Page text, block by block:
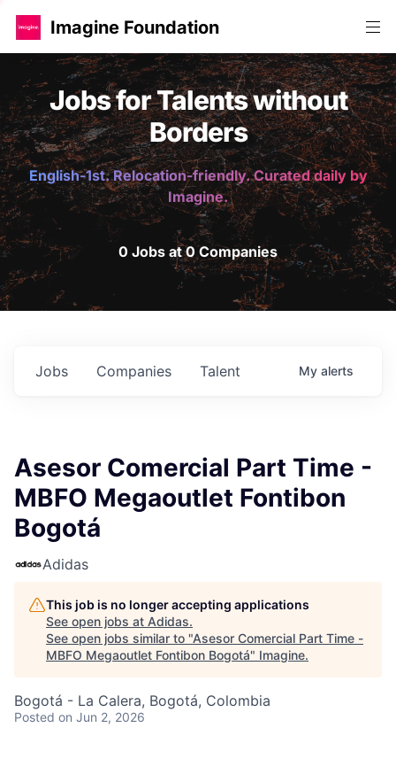
Imagine Foundation
Jobs for Talents without
Borders
English-1st. Relocation-friendly. Curated daily by
Imagine.
0 Jobs at 0 Companies
Jobs Companies Talent My alerts
Asesor Comercial Part Time -
MBFO Megaoutlet Fontibon
Bogotá
Adidas
This job is no longer accepting applications
See open jobs at Adidas.
See open jobs similar to "Asesor Comercial Part Time -
MBFO Megaoutlet Fontibon Bogotá" Imagine.
Bogotá - La Calera, Bogotá, Colombia
Posted on Jun 2, 2026